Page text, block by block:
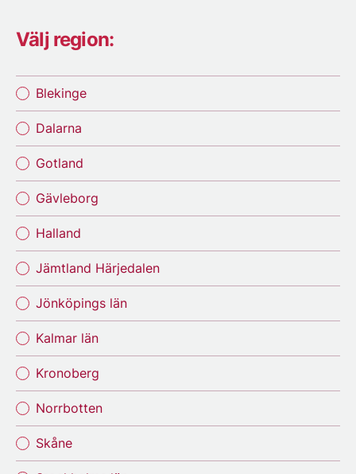
Välj region:
Blekinge
Dalarna
Gotland
Gävleborg
Halland
Jämtland Härjedalen
Jönköpings län
Kalmar län
Kronoberg
Norrbotten
Skåne